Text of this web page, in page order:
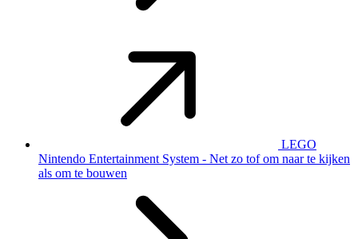
LEGO
Nintendo Entertainment System - Net zo tof om naar te kijken
als om te bouwen